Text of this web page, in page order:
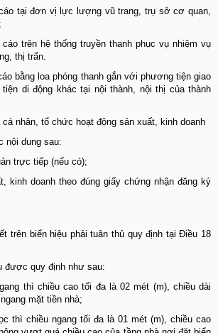
tại đơn vị lực lượng vũ trang, trụ sở cơ quan,
trên hệ thống truyền thanh phục vụ nhiệm vụ
thị trấn.
bằng loa phóng thanh gắn với phương tiện giao
di động khác tại nội thành, nội thị của thành
nhân, tổ chức hoạt động sản xuất, kinh doanh
nội dung sau:
trực tiếp (nếu có);
kinh doanh theo đúng giấy chứng nhận đăng ký
trên biển hiệu phải tuân thủ quy định tại Điều 18
được quy định như sau:
thì chiều cao tối đa là 02 mét (m), chiều dài
mặt tiền nhà;
thì chiều ngang tối đa là 01 mét (m), chiều cao